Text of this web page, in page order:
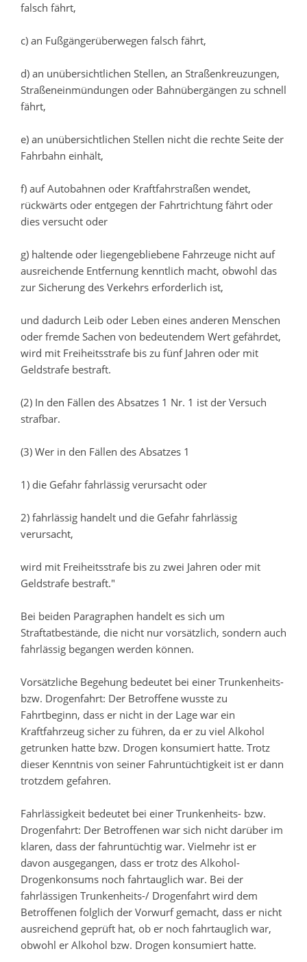
falsch fährt,
c) an Fußgängerüberwegen falsch fährt,
d) an unübersichtlichen Stellen, an Straßenkreuzungen,
Straßeneinmündungen oder Bahnübergängen zu schnell
fährt,
e) an unübersichtlichen Stellen nicht die rechte Seite der
Fahrbahn einhält,
f) auf Autobahnen oder Kraftfahrstraßen wendet,
rückwärts oder entgegen der Fahrtrichtung fährt oder
dies versucht oder
g) haltende oder liegengebliebene Fahrzeuge nicht auf
ausreichende Entfernung kenntlich macht, obwohl das
zur Sicherung des Verkehrs erforderlich ist,
und dadurch Leib oder Leben eines anderen Menschen
oder fremde Sachen von bedeutendem Wert gefährdet,
wird mit Freiheitsstrafe bis zu fünf Jahren oder mit
Geldstrafe bestraft.
(2) In den Fällen des Absatzes 1 Nr. 1 ist der Versuch
strafbar.
(3) Wer in den Fällen des Absatzes 1
1) die Gefahr fahrlässig verursacht oder
2) fahrlässig handelt und die Gefahr fahrlässig
verursacht,
wird mit Freiheitsstrafe bis zu zwei Jahren oder mit
Geldstrafe bestraft."
Bei beiden Paragraphen handelt es sich um
Straftatbestände, die nicht nur vorsätzlich, sondern auch
fahrlässig begangen werden können.
Vorsätzliche Begehung bedeutet bei einer Trunkenheits-
bzw. Drogenfahrt: Der Betroffene wusste zu
Fahrtbeginn, dass er nicht in der Lage war ein
Kraftfahrzeug sicher zu führen, da er zu viel Alkohol
getrunken hatte bzw. Drogen konsumiert hatte. Trotz
dieser Kenntnis von seiner Fahruntüchtigkeit ist er dann
trotzdem gefahren.
Fahrlässigkeit bedeutet bei einer Trunkenheits- bzw.
Drogenfahrt: Der Betroffenen war sich nicht darüber im
klaren, dass der fahruntüchtig war. Vielmehr ist er
davon ausgegangen, dass er trotz des Alkohol-
Drogenkonsums noch fahrtauglich war. Bei der
fahrlässigen Trunkenheits-/ Drogenfahrt wird dem
Betroffenen folglich der Vorwurf gemacht, dass er nicht
ausreichend geprüft hat, ob er noch fahrtauglich war,
obwohl er Alkohol bzw. Drogen konsumiert hatte.